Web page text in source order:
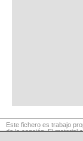
Este fichero es trabajo
de la canción. El material